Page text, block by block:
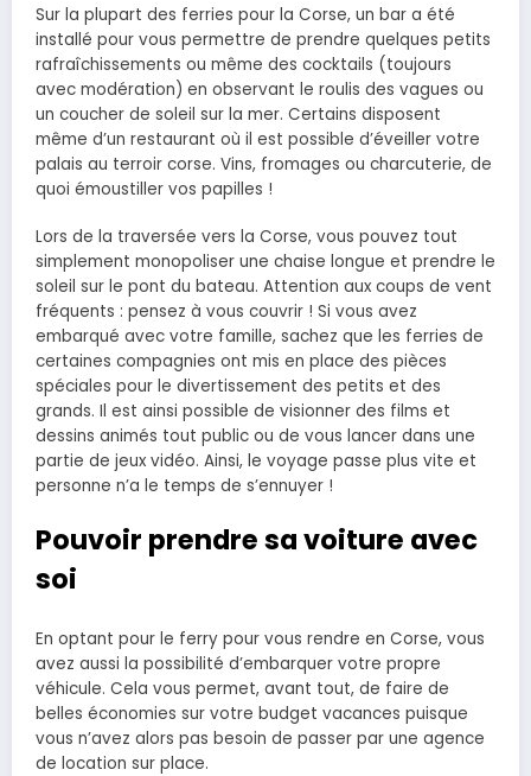
Sur la plupart des ferries pour la Corse, un bar a été
installé pour vous permettre de prendre quelques petits
rafraîchissements ou même des cocktails (toujours
avec modération) en observant le roulis des vagues ou
un coucher de soleil sur la mer. Certains disposent
même d’un restaurant où il est possible d’éveiller votre
palais au terroir corse. Vins, fromages ou charcuterie, de
quoi émoustiller vos papilles !
Lors de la traversée vers la Corse, vous pouvez tout
simplement monopoliser une chaise longue et prendre le
soleil sur le pont du bateau. Attention aux coups de vent
fréquents : pensez à vous couvrir ! Si vous avez
embarqué avec votre famille, sachez que les ferries de
certaines compagnies ont mis en place des pièces
spéciales pour le divertissement des petits et des
grands. Il est ainsi possible de visionner des films et
dessins animés tout public ou de vous lancer dans une
partie de jeux vidéo. Ainsi, le voyage passe plus vite et
personne n’a le temps de s’ennuyer !
Pouvoir prendre sa voiture avec
soi
En optant pour le ferry pour vous rendre en Corse, vous
avez aussi la possibilité d’embarquer votre propre
véhicule. Cela vous permet, avant tout, de faire de
belles économies sur votre budget vacances puisque
vous n’avez alors pas besoin de passer par une agence
de location sur place.